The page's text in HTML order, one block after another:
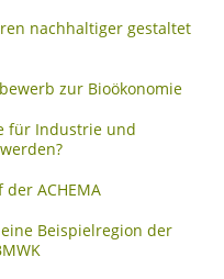
nachhaltiger gestaltet
zur Bioökonomie
für Industrie und
ACHEMA
Beispielregion der